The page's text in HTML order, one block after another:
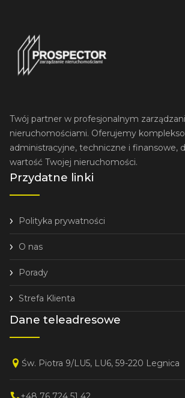
Przydatne linki
Polityka prywatności
O nas
Porady
Strefa Klienta
Dane teleadresowe
Św. Piotra 9/LU5, LU6, 59-220 Legnica
Twój partner w profesjonalnym
nieruchomościami. Oferujemy
administracyjne, techniczne i finansowe,
wartość Twojej nieruchomości.